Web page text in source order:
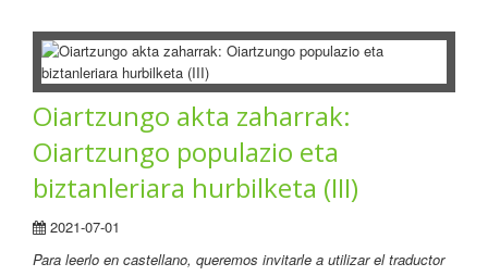
Oiartzungo akta zaharrak:
Oiartzungo populazio eta
biztanleriara hurbilketa (III)
2021-07-01
Para leerlo en castellano, queremos invitarle a utilizar el traductor